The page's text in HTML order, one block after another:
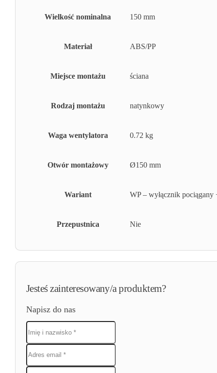
Wielkość nominalna 150 mm
Materiał ABS/PP
Miejsce montażu ściana
Rodzaj montażu natynkowy
Waga wentylatora 0.72 kg
Otwór montażowy Ø150 mm
Wariant WP – wyłącznik pociągany
Przepustnica Nie
Jesteś zainteresowany/a produktem?
Napisz do nas